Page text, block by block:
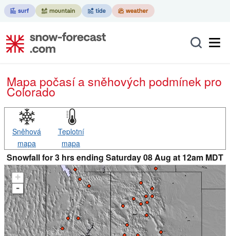
Mapa počasí a sněhových podmínek pro
Colorado
Sněhová
mapa
Teplotní
mapa
Snowfall for 3 hrs ending Saturday 08 Aug at 12am MDT
+
-